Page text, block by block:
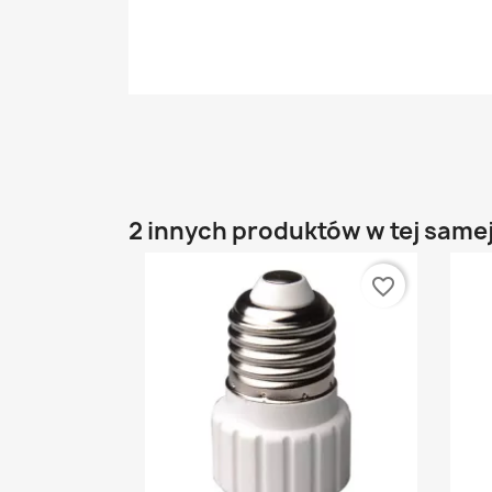
2 innych produktów w tej
favorite_border